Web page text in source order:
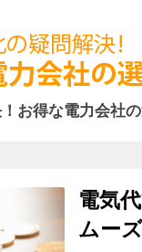
お得な電力会社
電気
ムー